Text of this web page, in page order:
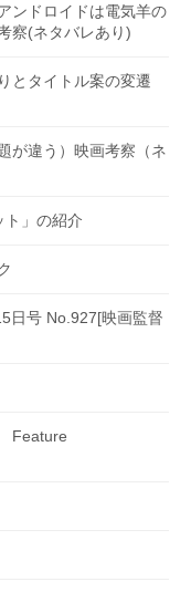
ンドロイドは電気羊の
察(ネタバレあり)
とタイトル案の変遷
が違う）映画考察（ネ
ト」の紹介
日号 No.927[映画監督
Feature